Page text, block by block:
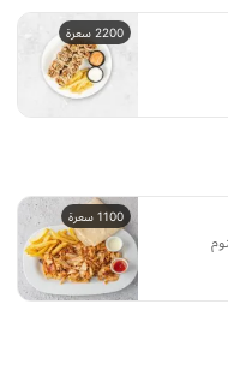
2200 سعرة
1100 سعرة